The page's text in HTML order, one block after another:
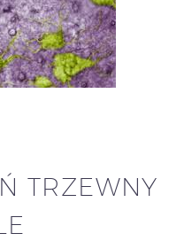
TRZEWNY